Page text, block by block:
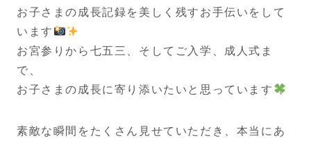
お子さまの成長記録を美しく残すお手伝いをして
います
お宮参りから七五三、そしてご入学、成人式ま
で、
お子さまの成長に寄り添いたいと思っています
素敵な瞬間をたくさん見せていただき、本当にあ